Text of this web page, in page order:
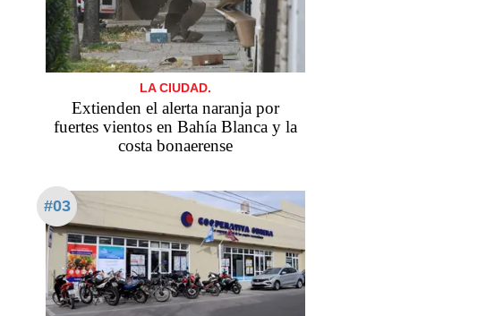
LA CIUDAD.
Extienden el alerta naranja por
fuertes vientos en Bahía Blanca y la
costa bonaerense
#03